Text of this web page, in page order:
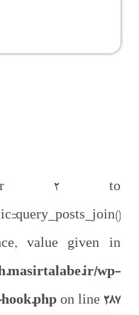
2 to
value given in
wp-
on line 287